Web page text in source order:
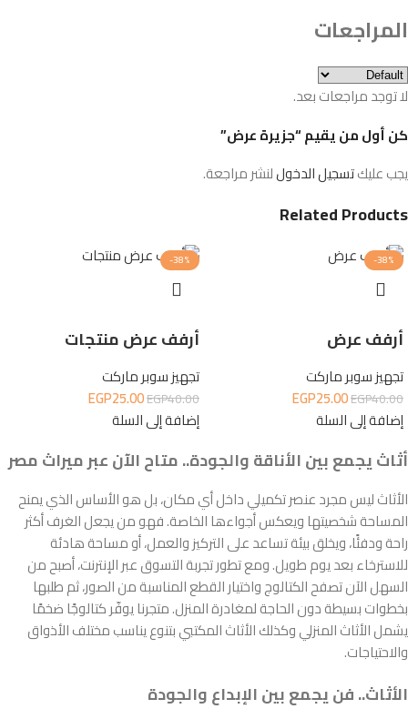
المراجعات
لا توجد مراجعات بعد.
كن أول من يقيم “جزيرة عرض”
يجب عليكتسجيل الدخوللنشر مراجعة.
Related Products
-38%
أرفف عرض
تجهيز سوبر ماركت
EGP40.00
EGP25.00
إضافة إلى السلة
-38%
أرفف عرض منتجات
تجهيز سوبر ماركت
EGP40.00
EGP25.00
إضافة إلى السلة
أثاث يجمع بين الأناقة والجودة.. متاح الآن عبر ميراث مصر
الأثاث ليس مجرد عنصر تكميلي داخل أي مكان، بل هو الأساس الذي يمنح
المساحة شخصيتها ويعكس أجواءها الخاصة. فهو من يجعل الغرف أكثر
راحة ودفئًا، ويخلق بيئة تساعد على التركيز والعمل، أو مساحة هادئة
للاسترخاء بعد يوم طويل. ومع تطور تجربة التسوق عبر الإنترنت، أصبح من
السهل الآن تصفح الكتالوج واختيار القطع المناسبة من الصور، ثم طلبها
بخطوات بسيطة دون الحاجة لمغادرة المنزل. متجرنا يوفّر كتالوجًا ضخمًا
يشمل الأثاث المنزلي وكذلك الأثاث المكتبي بتنوع يناسب مختلف الأذواق
والاحتياجات.
الأثاث.. فن يجمع بين الإبداع والجودة